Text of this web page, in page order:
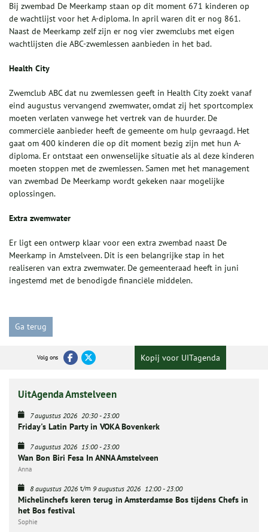
Bij zwembad De Meerkamp staan op dit moment 671 kinderen op
de wachtlijst voor het A-diploma. In april waren dit er nog 861.
Naast de Meerkamp zelf zijn er nog vier zwemclubs met eigen
wachtlijsten die ABC-zwemlessen aanbieden in het bad.
Health City
Zwemclub ABC dat nu zwemlessen geeft in Health City zoekt vanaf
eind augustus vervangend zwemwater, omdat zij het sportcomplex
moeten verlaten vanwege het vertrek van de huurder. De
commerciële aanbieder heeft de gemeente om hulp gevraagd. Het
gaat om 400 kinderen die op dit moment bezig zijn met hun A-
diploma. Er ontstaat een onwenselijke situatie als al deze kinderen
moeten stoppen met de zwemlessen. Samen met het management
van zwembad De Meerkamp wordt gekeken naar mogelijke
oplossingen.
Extra zwemwater
Er ligt een ontwerp klaar voor een extra zwembad naast De
Meerkamp in Amstelveen. Dit is een belangrijke stap in het
realiseren van extra zwemwater. De gemeenteraad heeft in juni
ingestemd met de benodigde financiële middelen.
Ga terug
Volg ons Kopij voor UITagenda
UitAgenda Amstelveen
7 augustus 2026 20:30-23:00
Friday's Latin Party in VOKA Bovenkerk
7 augustus 2026 15:00-23:00
Wan Bon Biri Fesa In ANNA Amstelveen
Anna
8 augustus 2026 t/m 9 augustus 2026 12:00-23:00
Michelinchefs keren terug in Amsterdamse Bos tijdens Chefs in
het Bos festival
Sophie